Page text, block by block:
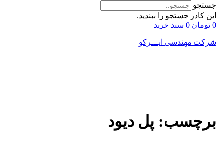
جستجو
این کادر جستجو را ببندید.
0 تومان 0 سبد خرید
شرکت مهندسی ایـــرکو
برچسب: پل دیود